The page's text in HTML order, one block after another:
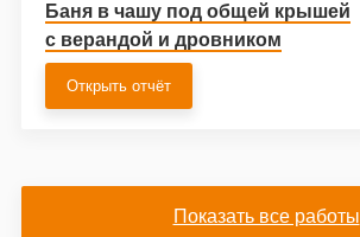
Баня в чашу под общей крышей
с верандой и дровником
Открыть отчёт
Показать все работы